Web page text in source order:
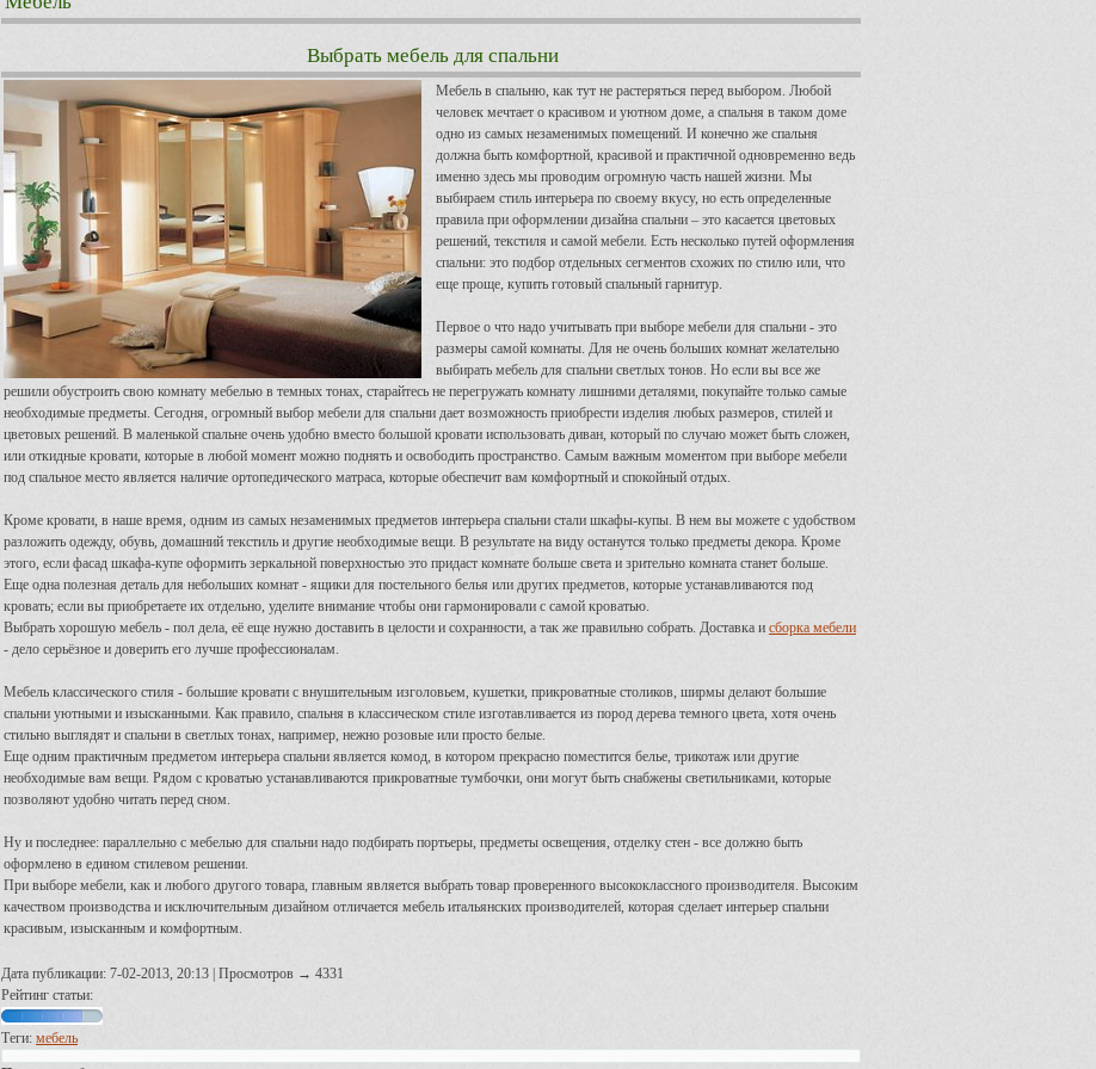
Выбрать мебель для спальни
Мебель в спальню, как тут не растеряться перед выбором. Любой
человек мечтает о красивом и уютном доме, а спальня в таком доме
одно из самых незаменимых помещений. И конечно же спальня
должна быть комфортной, красивой и практичной одновременно ведь
именно здесь мы проводим огромную часть нашей жизни. Мы
выбираем стиль интерьера по своему вкусу, но есть определенные
правила при оформлении дизайна спальни – это касается цветовых
решений, текстиля и самой мебели. Есть несколько путей оформления
спальни: это подбор отдельных сегментов схожих по стилю или, что
еще проще, купить готовый спальный гарнитур.
Первое о что надо учитывать при выборе мебели для спальни - это
размеры самой комнаты. Для не очень больших комнат желательно
выбирать мебель для спальни светлых тонов. Но если вы все же
решили обустроить свою комнату мебелью в темных тонах, старайтесь не перегружать комнату лишними деталями, покупайте только самые
необходимые предметы. Сегодня, огромный выбор мебели для спальни дает возможность приобрести изделия любых размеров, стилей и
цветовых решений. В маленькой спальне очень удобно вместо большой кровати использовать диван, который по случаю может быть сложен,
или откидные кровати, которые в любой момент можно поднять и освободить пространство. Самым важным моментом при выборе мебели
под спальное место является наличие ортопедического матраса, которые обеспечит вам комфортный и спокойный отдых.
Кроме кровати, в наше время, одним из самых незаменимых предметов интерьера спальни стали шкафы-купы. В нем вы можете с удобством
разложить одежду, обувь, домашний текстиль и другие необходимые вещи. В результате на виду останутся только предметы декора. Кроме
этого, если фасад шкафа-купе оформить зеркальной поверхностью это придаст комнате больше света и зрительно комната станет больше.
Еще одна полезная деталь для небольших комнат - ящики для постельного белья или других предметов, которые устанавливаются под
кровать; если вы приобретаете их отдельно, уделите внимание чтобы они гармонировали с самой кроватью.
Выбрать хорошую мебель - пол дела, её еще нужно доставить в целости и сохранности, а так же правильно собрать. Доставка и сборка мебели
- дело серьёзное и доверить его лучше профессионалам.
Мебель классического стиля - большие кровати с внушительным изголовьем, кушетки, прикроватные столиков, ширмы делают большие
спальни уютными и изысканными. Как правило, спальня в классическом стиле изготавливается из пород дерева темного цвета, хотя очень
стильно выглядят и спальни в светлых тонах, например, нежно розовые или просто белые.
Еще одним практичным предметом интерьера спальни является комод, в котором прекрасно поместится белье, трикотаж или другие
необходимые вам вещи. Рядом с кроватью устанавливаются прикроватные тумбочки, они могут быть снабжены светильниками, которые
позволяют удобно читать перед сном.
Ну и последнее: параллельно с мебелью для спальни надо подбирать портьеры, предметы освещения, отделку стен - все должно быть
оформлено в едином стилевом решении.
При выборе мебели, как и любого другого товара, главным является выбрать товар проверенного высококлассного производителя. Высоким
качеством производства и исключительным дизайном отличается мебель итальянских производителей, которая сделает интерьер спальни
красивым, изысканным и комфортным.
Дата публикации: 7-02-2013, 20:13 | Просмотров → 4331
Рейтинг статьи:
Теги: мебель